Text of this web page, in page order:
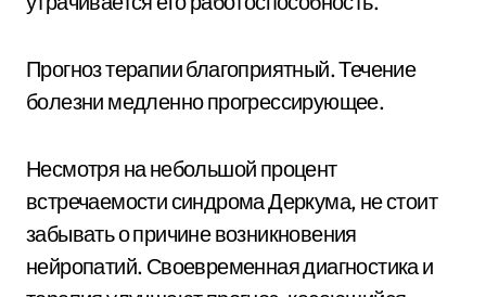
Прогноз терапии благоприятный. Течение
болезни медленно прогрессирующее.
Несмотря на небольшой процент
встречаемости синдрома Деркума, не стоит
забывать о причине возникновения
нейропатий. Своевременная диагностика и